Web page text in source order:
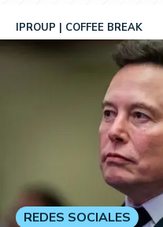
IPROUP COFFEE BREAK
REDES SOCIALES